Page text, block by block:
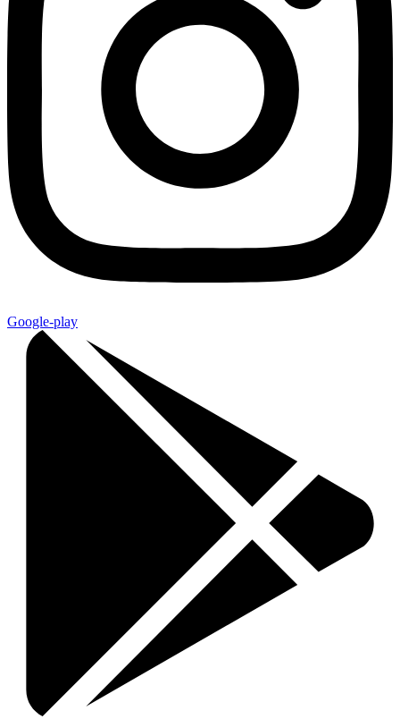
Google-play